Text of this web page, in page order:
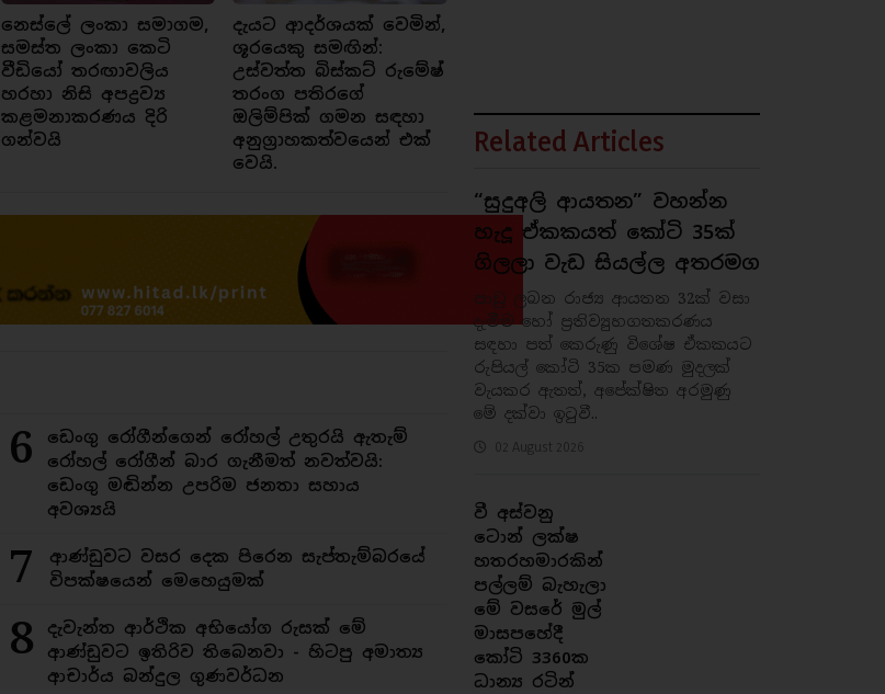
නෙස්ලේ ලංකා සමාගම,
සමස්ත ලංකා කෙටි
වීඩියෝ තරඟාවලිය
හරහා නිසි අපද්‍රව්‍ය
කළමනාකරණය දිරි
ගන්වයි
දැයට ආදර්ශයක් වෙමින්,
ශූරයෙකු සමඟින්:
උස්වත්ත බිස්කට් රුමේෂ්
තරංග පතිරගේ
ඔලිම්පික් ගමන සඳහා
අනුග්‍රාහකත්වයෙන් එක්
වෙයි.
6
ඩෙංගු රෝගීන්ගෙන් රෝහල් උතුරයි ඇතැම්
රෝහල් රෝගීන් බාර ගැනීමත් නවත්වයි:
ඩෙංගු මඬින්න උපරිම ජනතා සහාය
අවශ්‍යයි
7
ආණ්ඩුවට වසර දෙක පිරෙන සැප්තැම්බරයේ
විපක්ෂයෙන් මෙහෙයුමක්
8
දැවැන්ත ආර්ථික අභියෝග රුසක් මේ
ආණ්ඩුවට ඉතිරිව තිබෙනවා - හිටපු අමාත්‍ය
ආචාර්ය බන්දුල ගුණවර්ධන
Related Articles
“සුදුඅලි ආයතන”‍ වහන්න
හැදූ ඒකකයත් කෝටි 35ක්
ගිලලා වැඩ සියල්ල අතරමග
පාඩු ලබන රාජ්‍ය ආයතන 32ක් වසා
දැමීම හෝ ප්‍රතිව්‍යුහගතකරණය
සඳහා පත් කෙරුණු විශේෂ ඒකකයට
රුපියල් කෝටි 35ක පමණ මුදලක්
වැයකර ඇතත්, අපේක්ෂිත අරමුණු
මේ දක්වා ඉටුවී..
02 August 2026
වී අස්වනු
ටොන් ලක්ෂ
හතරහමාරකින්
පල්ලම් බැහැලා
මේ වසරේ මුල්
මාසපහේදී
කෝටි 3360ක
ධාන්‍ය රටින්